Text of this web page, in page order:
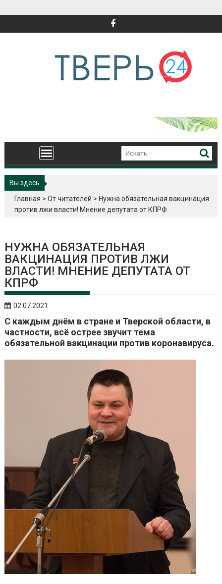
Вы здесь
Главная >От читателей > Нужна обязательная вакцинация
против лжи власти! Мнение депутата от КПРФ
НУЖНА ОБЯЗАТЕЛЬНАЯ
ВАКЦИНАЦИЯ ПРОТИВ ЛЖИ
ВЛАСТИ! МНЕНИЕ ДЕПУТАТА ОТ
КПРФ
02.07.2021
С каждым днём в стране и Тверской области, в
частности, всё острее звучит тема
обязательной вакцинации против коронавируса.